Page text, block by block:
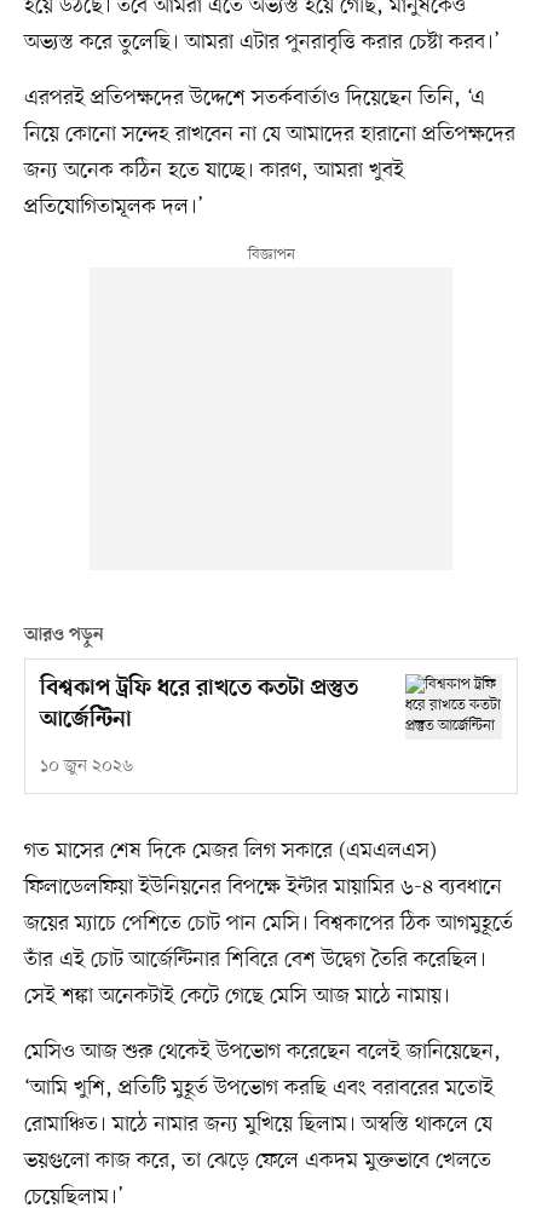
অভ্যস্ত করে তুলেছি। আমরা এটার পুনরাবৃত্তি করার চেষ্টা করব।’
এরপরই প্রতিপক্ষদের উদ্দেশে সতর্কবার্তাও দিয়েছেন তিনি, ‘এ
নিয়ে কোনো সন্দেহ রাখবেন না যে আমাদের হারানো প্রতিপক্ষদের
জন্য অনেক কঠিন হতে যাচ্ছে। কারণ, আমরা খুবই
প্রতিযোগিতামূলক দল।’
আরও পড়ুন
বিশ্বকাপ ট্রফি ধরে রাখতে কতটা প্রস্তুত
আর্জেন্টিনা
১০ জুন ২০২৬
গত মাসের শেষ দিকে মেজর লিগ সকারে (এমএলএস)
ফিলাডেলফিয়া ইউনিয়নের বিপক্ষে ইন্টার মায়ামির ৬-৪ ব্যবধানে
জয়ের ম্যাচে পেশিতে চোট পান মেসি। বিশ্বকাপের ঠিক আগমুহূর্তে
তাঁর এই চোট আর্জেন্টিনার শিবিরে বেশ উদ্বেগ তৈরি করেছিল।
সেই শঙ্কা অনেকটাই কেটে গেছে মেসি আজ মাঠে নামায়।
মেসিও আজ শুরু থেকেই উপভোগ করেছেন বলেই জানিয়েছেন,
‘আমি খুশি, প্রতিটি মুহূর্ত উপভোগ করছি এবং বরাবরের মতোই
রোমাঞ্চিত। মাঠে নামার জন্য মুখিয়ে ছিলাম। অস্বস্তি থাকলে যে
ভয়গুলো কাজ করে, তা ঝেড়ে ফেলে একদম মুক্তভাবে খেলতে
চেয়েছিলাম।’